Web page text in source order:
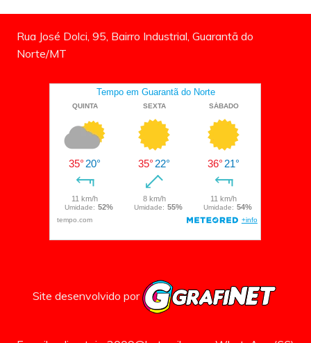
Rua José Dolci, 95, Bairro Industrial, Guarantã do
Norte/MT
Site desenvolvido por